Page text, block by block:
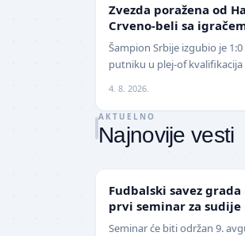
Zvezda poražena od
Crveno-beli sa
izbegnu poraz
Šampion Srbije izgubio je
putniku u plej-of kvalifikacija
4. 8. 2026.
AKTUELNO
Najnovije vesti
Fudbalski savez
prvi seminar za
sezonu
Seminar će biti održan 9.